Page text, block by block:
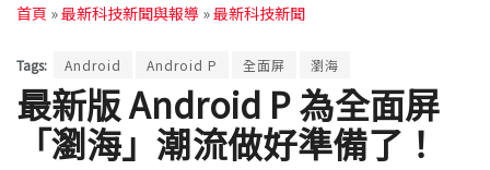
首頁 »最新科技新聞與報導 »最新科技新聞
Tags: Android Android P 全面屏 瀏海
最新版 Android P 為全面屏
「瀏海」潮流做好準備了！